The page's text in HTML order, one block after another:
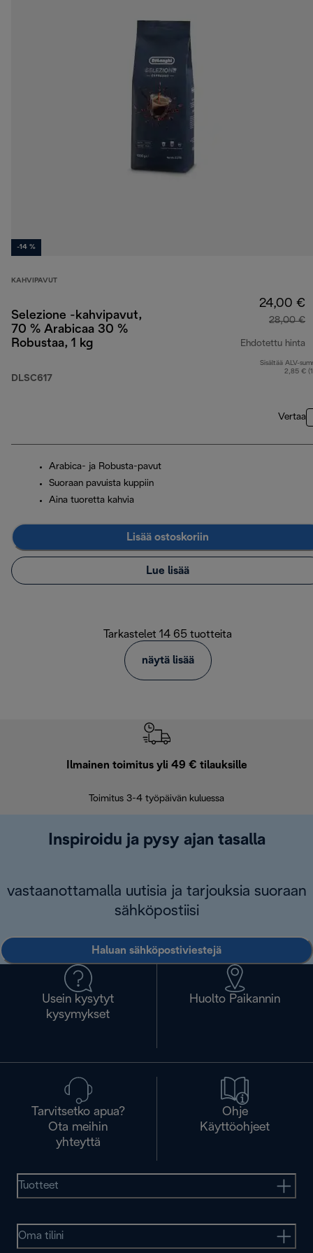
-14 %
KAHVIPAVUT
Selezione -kahvipavut,
70 % Arabicaa 30 %
Robustaa, 1 kg
DLSC617
24,00 €
28,00 €
Ehdotettu hinta
Sisältää ALV-
2,85 €
Vertaa
Arabica- ja Robusta-pavut
Suoraan pavuista kuppiin
Aina tuoretta kahvia
Lisää ostoskoriin
Lue lisää
Tarkastelet 14 65 tuotteita
näytä lisää
Ilmainen toimitus yli 49 € tilauksille
Toimitus 3-4 työpäivän kuluessa
Inspiroidu ja pysy ajan tasalla
vastaanottamalla uutisia ja tarjouksia suoraan
sähköpostiisi
Haluan sähköpostiviestejä
Usein kysytyt
kysymykset
Huolto Paikannin
Tarvitsetko apua?
Ota meihin
yhteyttä
Ohje
Käyttöohjeet
Tuotteet
Oma tilini